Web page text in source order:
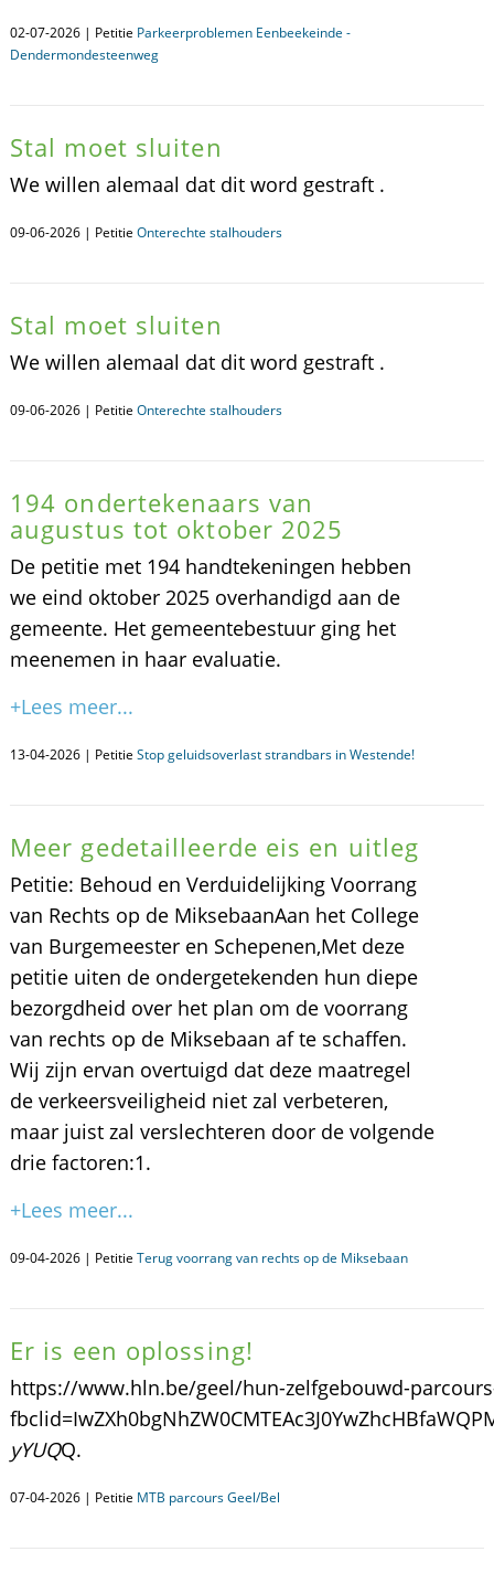
02-07-2026 | Petitie Parkeerproblemen Eenbeekeinde -
Dendermondesteenweg
Stal moet sluiten
We willen alemaal dat dit word gestraft .
09-06-2026 | Petitie Onterechte stalhouders
Stal moet sluiten
We willen alemaal dat dit word gestraft .
09-06-2026 | Petitie Onterechte stalhouders
194 ondertekenaars van
augustus tot oktober 2025
De petitie met 194 handtekeningen hebben
we eind oktober 2025 overhandigd aan de
gemeente. Het gemeentebestuur ging het
meenemen in haar evaluatie.
+Lees meer...
13-04-2026 | Petitie Stop geluidsoverlast strandbars in Westende!
Meer gedetailleerde eis en uitleg
​Petitie: Behoud en Verduidelijking Voorrang
van Rechts op de Miksebaan ​Aan het College
van Burgemeester en Schepenen, ​Met deze
petitie uiten de ondergetekenden hun diepe
bezorgdheid over het plan om de voorrang
van rechts op de Miksebaan af te schaffen.
Wij zijn ervan overtuigd dat deze maatregel
de verkeersveiligheid niet zal verbeteren,
maar juist zal verslechteren door de volgende
drie factoren: ​1.
+Lees meer...
09-04-2026 | Petitie Terug voorrang van rechts op de Miksebaan
Er is een oplossing!
https://www.hln.be/geel/hun-zelfgebouwd-
yYUQQ.
07-04-2026 | Petitie MTB parcours Geel/Bel